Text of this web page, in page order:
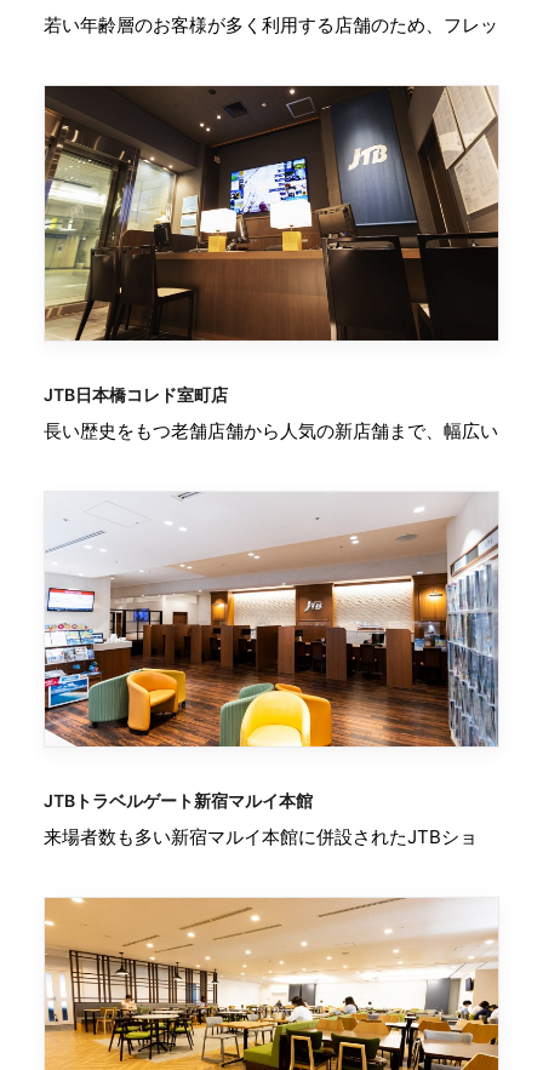
若い年齢層のお客様が多く利用する店舗のため、フレッ
JTB日本橋コレド室町店
長い歴史をもつ老舗店舗から人気の新店舗まで、幅広い
JTBトラベルゲート新宿マルイ本館
来場者数も多い新宿マルイ本館に併設されたJTBショ